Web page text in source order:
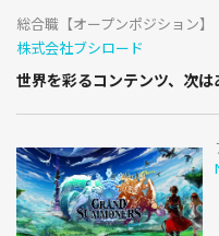
総合職【オープンポジション】
株式会社ブシロード
世界を彩るコンテンツ、次は